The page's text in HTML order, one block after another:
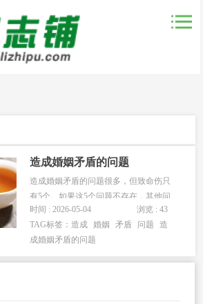
造成婚姻矛盾的问题
造成婚姻矛盾的问题很多，但致命伤只
有5个。如果这5个问题不存在，其他问
题都很容易解决。婚姻是两个人的事，
就需要两个人共同投入。若其中一人有
这些致命伤，另一个人就要提醒他。但
时间 : 2026-05-04
浏览 : 43
TAG标签：造成 婚姻 矛盾 问题
造
成婚姻矛盾的问题